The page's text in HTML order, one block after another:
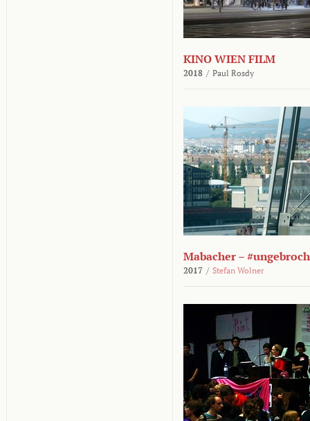
KINO WIEN FILM
2018 / Paul Rosdy
Mabacher –
2017 / Stefan Wolner